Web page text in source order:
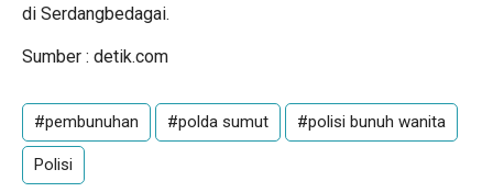
di Serdangbedagai.
Sumber : detik.com
#pembunuhan #polda sumut #polisi bunuh wanita
Polisi